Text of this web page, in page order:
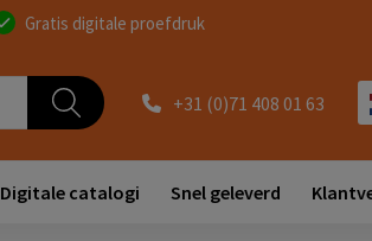
Gratis digitale proefdruk
+31 (0)71 408 01 63
Digitale catalogi Snel geleverd